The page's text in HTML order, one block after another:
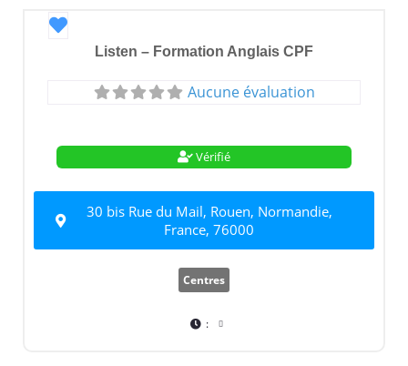
Favori
Listen – Formation Anglais CPF
Aucune évaluation
Vérifié
30 bis Rue du Mail, Rouen, Normandie,
France, 76000
Centres
: